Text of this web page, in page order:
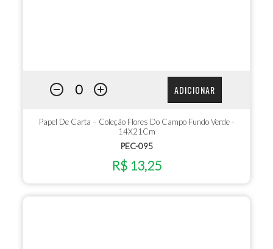
ADICIONAR
Papel De Carta – Coleção Flores Do Campo Fundo Verde -
14X21Cm
PEC-095
R$ 13,25